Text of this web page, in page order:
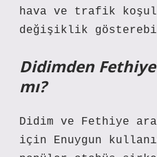
hava ve trafik
değişiklik
Didimden
mı?
Didim ve Fethiye
için Enuygun